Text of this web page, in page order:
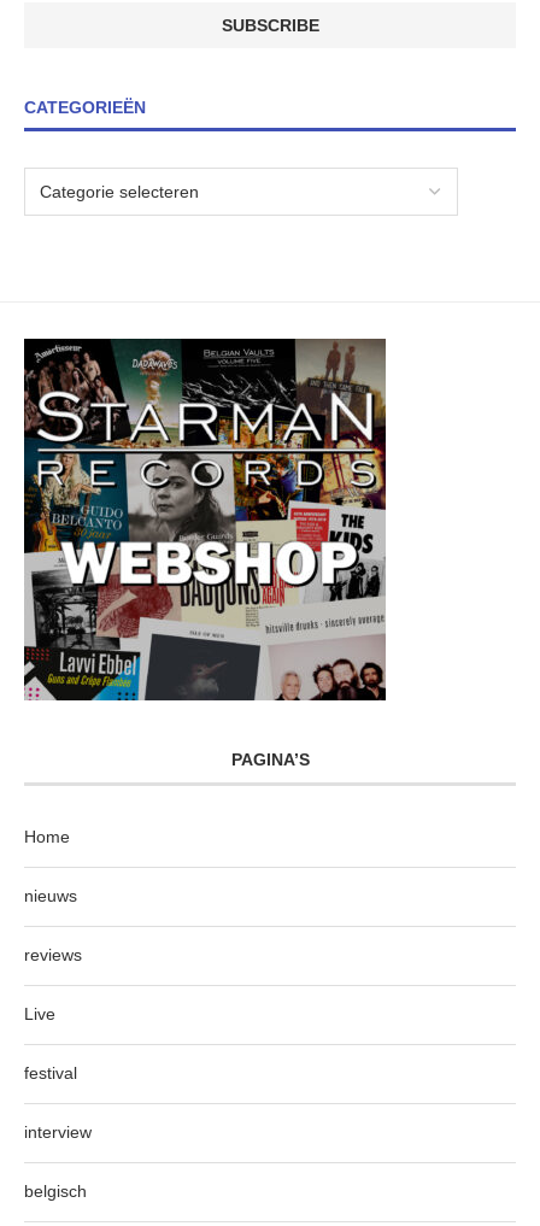
CATEGORIEËN
PAGINA’S
Home
nieuws
reviews
Live
festival
interview
belgisch